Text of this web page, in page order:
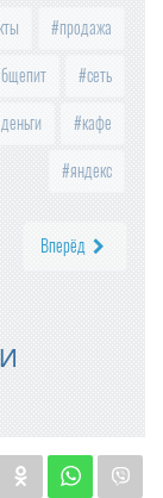
продажа
сеть
кафе
яндекс
Вперёд